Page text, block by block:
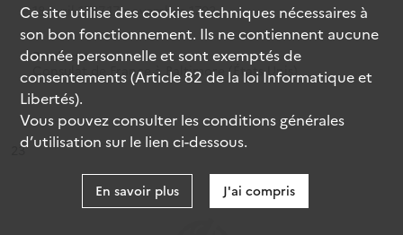
18 avril 1787-17 novembre 1792.
Producteur :
Consulat de France à Baltimore (États-Unis)
n°
23
Ce site utilise descookiestechniques nécessaires à
son bon fonctionnement. Ils ne contiennent aucune
donnée personnelle et sont exemptés de
consentements (Article 82 de la loi Informatique et
Libertés).
Vous pouvez consulter les conditions générales
d’utilisation sur le lien ci-dessous.
En savoir plus J'ai compris